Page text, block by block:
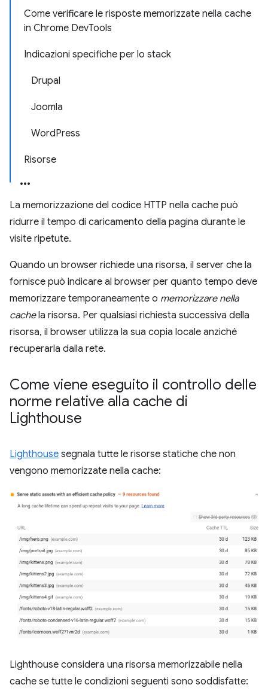
Come verificare le risposte memorizzate nella cache
in Chrome DevTools
Indicazioni specifiche per lo stack
Drupal
Joomla
WordPress
Risorse
La memorizzazione del codice HTTP nella cache può
ridurre il tempo di caricamento della pagina durante le
visite ripetute.
Quando un browser richiede una risorsa, il server che la
fornisce può indicare al browser per quanto tempo deve
memorizzare temporaneamente o memorizzare nella
cachela risorsa. Per qualsiasi richiesta successiva della
risorsa, il browser utilizza la sua copia locale anziché
recuperarla dalla rete.
Come viene eseguito il controllo delle
norme relative alla cache di
Lighthouse
Lighthouse segnala tutte le risorse statiche che non
vengono memorizzate nella cache:
Lighthouse considera una risorsa memorizzabile nella
cache se tutte le condizioni seguenti sono soddisfatte: